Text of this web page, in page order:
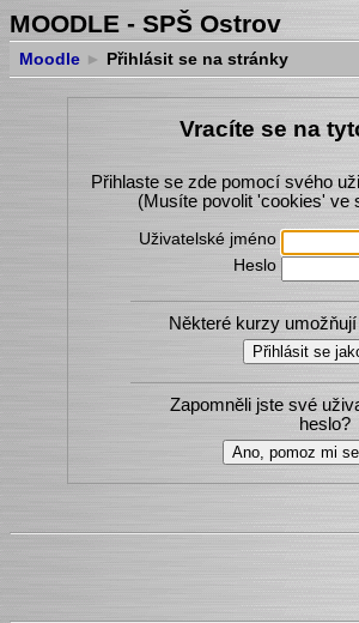
MOODLE - SPŠ Ostrov
Moodle ► Přihlásit se na stránky
Vracíte se na
Přihlaste se zde pomocí svého
(Musíte povolit 'cookies' ve
Uživatelské jméno
Heslo
Některé kurzy
Zapomněli jste své
heslo?